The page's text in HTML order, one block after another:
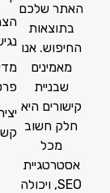
האתר שלכם
בתוצאות
החיפוש. אנו
מאמינים
שבניית
קישורים היא
חלק חשוב
מכל
אסטרטגיית
SEO, ויכולה
קשר